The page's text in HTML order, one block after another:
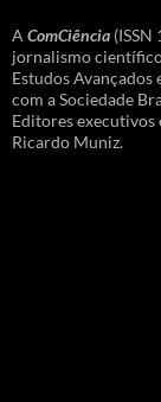
A ComCiência
jornalismo
Estudos Avançados
com a Sociedade
Editores executivos
Ricardo Muniz.